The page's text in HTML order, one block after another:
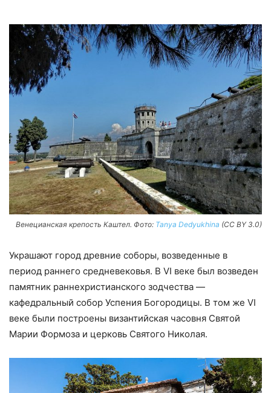
Венецианская крепость Каштел. Фото: Tanya Dedyukhina (CC BY 3.0)
Украшают город древние соборы, возведенные в
период раннего средневековья. В VI веке был возведен
памятник раннехристианского зодчества —
кафедральный собор Успения Богородицы. В том же VI
веке были построены византийская часовня Святой
Марии Формоза и церковь Святого Николая.